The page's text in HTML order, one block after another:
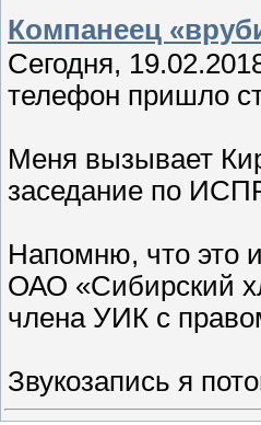
Компанеец
Сегодня,
телефон пришло
Меня вызывает
заседание по
Напомню, что это
ОАО «Сибирский
члена УИК с
Звукозапись я